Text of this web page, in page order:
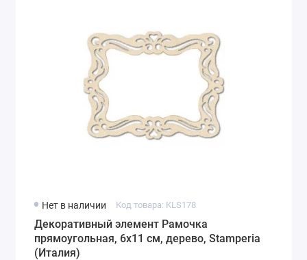
Нет в наличии Код товара: KLS178
Декоративный элемент Рамочка
прямоугольная, 6х11 см, дерево, Stamperia
(Италия)